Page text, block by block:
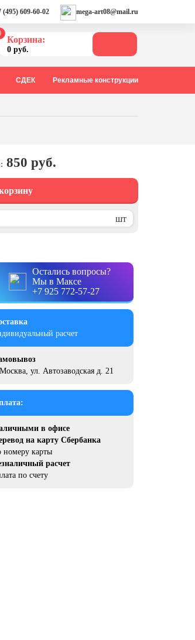
(495) 609-60-02 mega-art08@mail.ru
Корзина:
0 руб.
СДЕК Рекламные конструкции
850 руб.
шт
Остались вопросы?
Мы в Максе
+7 925 772-57-27
расчет
ул. Автозаводская д. 21
в офисе
на карту Сбербанка
номеру карты
расчет
по счету